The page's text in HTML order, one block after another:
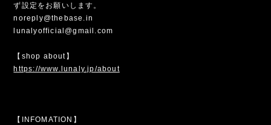
ず設定をお願いします。
noreply@thebase.in
lunalyofficial@gmail.com
【shop about】
https://www.lunaly.jp/about
【INFOMATION】